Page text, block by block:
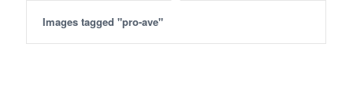
Images tagged "pro-ave"